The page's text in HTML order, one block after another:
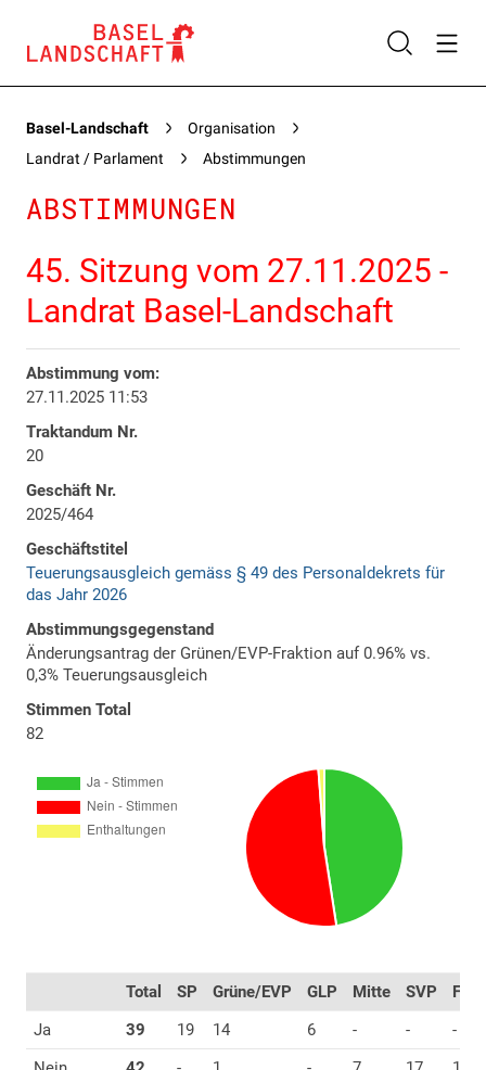
Basel-Landschaft
Organisation
Landrat / Parlament
Abstimmungen
ABSTIMMUNGEN